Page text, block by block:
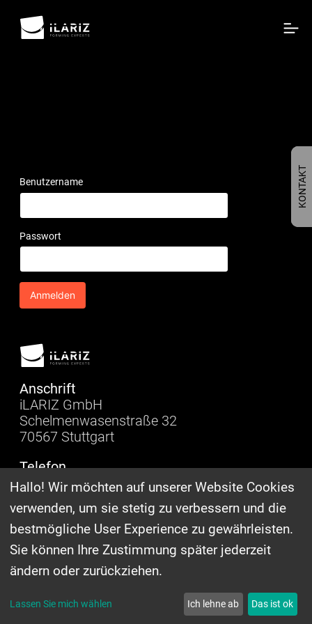
Benutzername
Passwort
Anmelden
Anschrift
iLARIZ GmbH
Schelmenwasenstraße 32
70567 Stuttgart
Telefon
+49 (0) 711 340344-0
E-Mail
info@ilariz.com
Follow us:
Settings| © 2024 iLARIZ GmbH
KONTAKT
Hallo! Wir möchten auf unserer Website Cookies
verwenden, um sie stetig zu verbessern und die
bestmögliche User Experience zu gewährleisten.
Sie können Ihre Zustimmung später jederzeit
ändern oder zurückziehen.
Lassen Sie mich wählen Ich lehne ab Das ist ok